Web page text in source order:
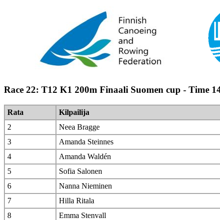
Race 22: T12 K1 200m Finaali Suomen cup - Time
Rata
Kilpailija
2
Neea Bragge
3
Amanda Steinnes
4
Amanda Waldén
5
Sofia Salonen
6
Nanna Nieminen
7
Hilla Ritala
8
Emma Stenvall